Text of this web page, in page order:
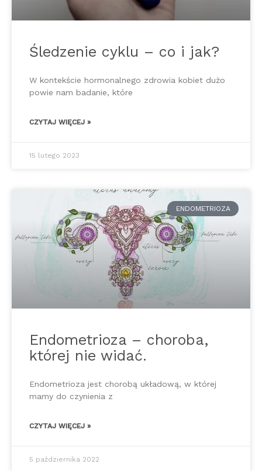
Śledzenie cyklu – co i jak?
W kontekście hormonalnego zdrowia kobiet dużo
powie nam badanie, które
CZYTAJ WIĘCEJ »
15 lutego 2023
ENDOMETRIOZA
Endometrioza – choroba,
której nie widać.
Endometrioza jest chorobą układową, w której
mamy do czynienia z
CZYTAJ WIĘCEJ »
5 października 2022